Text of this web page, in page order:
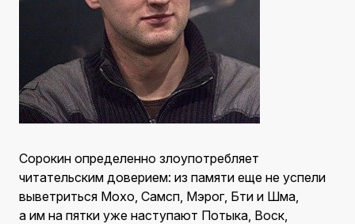
Сорокин определенно злоупотребляет
читательским доверием: из памяти еще не успели
выветриться Мохо, Самсп, Мэрог, Бти и Шма,
а им на пятки уже наступают Потыка, Воск,